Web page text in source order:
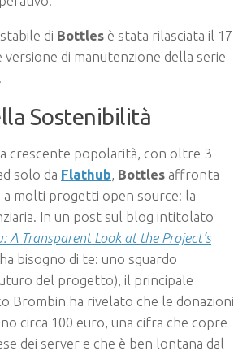
di Bottles è stata rilasciata il 17
versione di manutenzione della serie
.
Sostenibilità
crescente popolarità, con oltre 3
solo da Flathub, Bottles affronta
a molti progetti open source: la
In un post sul blog intitolato
A Transparent Look at the Project’s
bisogno di te: uno sguardo
del progetto), il principale
Brombin ha rivelato che le donazioni
circa 100 euro, una cifra che copre
dei server e che è ben lontana dal